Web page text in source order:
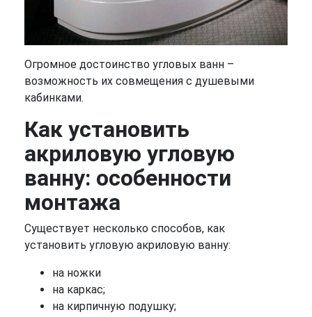
Огромное достоинство угловых ванн –
возможность их совмещения с душевыми
кабинками.
Как установить
акриловую угловую
ванну: особенности
монтажа
Существует несколько способов, как
установить угловую акриловую ванну:
на ножки
на каркас;
на кирпичную подушку;